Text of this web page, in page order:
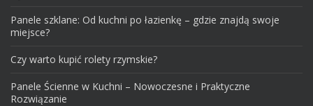
Panele szklane: Od kuchni po łazienkę – gdzie znajdą swoje
miejsce?
Czy warto kupić rolety rzymskie?
Panele Ścienne w Kuchni – Nowoczesne i Praktyczne
Rozwiązanie